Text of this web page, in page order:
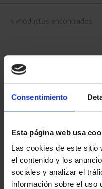
Consentimiento
Esta página web usa
Las cookies de este sitio
el contenido y los
sociales y analizar el
información sobre el uso
4 Productos encontrados
CIUDADES PATRIMONIO
III - TARRAGONA
73,00 €